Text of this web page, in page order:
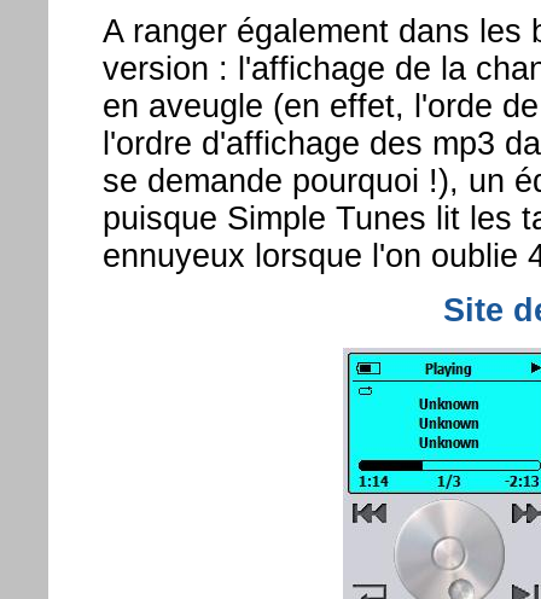
A ranger également dans les
version : l'affichage de la
en aveugle (en effet, l'orde
l'ordre d'affichage des mp3
se demande pourquoi !), un
puisque Simple Tunes lit les
ennuyeux lorsque l'on oublie
Site